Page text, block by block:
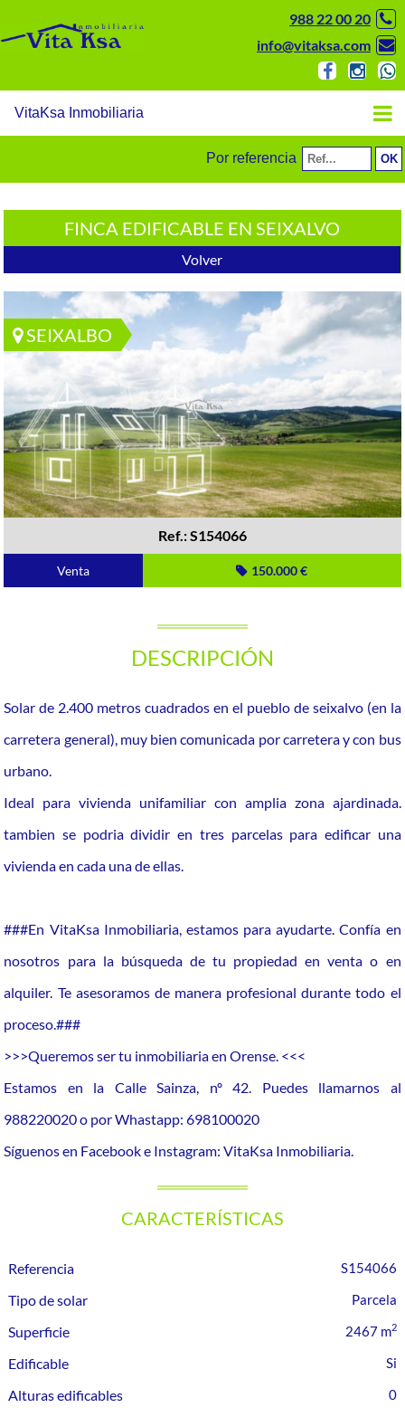
988 22 00 20
info@vitaksa.com
VitaKsa Inmobiliaria
Por referencia
FINCA EDIFICABLE EN SEIXALVO
Volver
SEIXALBO
Ref.: S154066
Venta 150.000 €
DESCRIPCIÓN
Solar de 2.400 metros cuadrados en el pueblo de seixalvo (en la
carretera general), muy bien comunicada por carretera y con bus
urbano.
Ideal para vivienda unifamiliar con amplia zona ajardinada.
tambien se podria dividir en tres parcelas para edificar una
vivienda en cada una de ellas.
###En VitaKsa Inmobiliaria, estamos para ayudarte. Confía en
nosotros para la búsqueda de tu propiedad en venta o en
alquiler. Te asesoramos de manera profesional durante todo el
proceso.###
>>>Queremos ser tu inmobiliaria en Orense. <<<
Estamos en la Calle Sainza, nº 42. Puedes llamarnos al
988220020 o por Whastapp: 698100020
Síguenos en Facebook e Instagram: VitaKsa Inmobiliaria.
CARACTERÍSTICAS
Referencia S154066
Tipo de solar Parcela
Superficie 2467 m2
Edificable
Alturas edificables
0